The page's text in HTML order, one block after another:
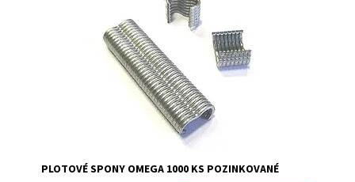
výrazně zkracuje dobu montáže jednoduchá manipulace
montážní příslušenství na montáž použijte kleště BABY
Na centrálním skladě
1000500-243
Fence consulting
PLOTOVÉ SPONY OMEGA 1000 KS POZINKOVANÉ